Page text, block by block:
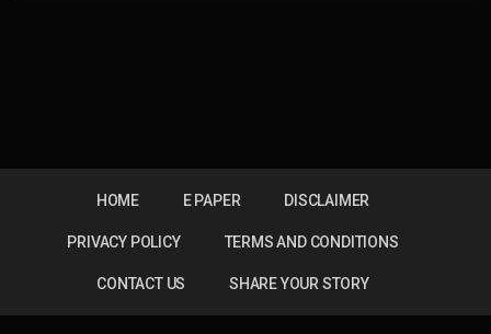
HOME E PAPER DISCLAIMER
PRIVACY POLICY TERMS AND CONDITIONS
CONTACT US SHARE YOUR STORY